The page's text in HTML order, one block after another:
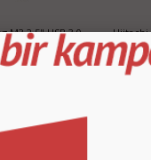
500GB Rapit 23 SATA3 SSD
SEPETE EKLE